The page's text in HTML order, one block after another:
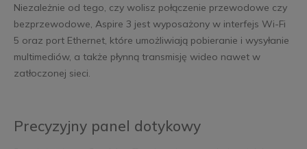
Niezależnie od tego, czy wolisz połączenie przewodowe czy
bezprzewodowe, Aspire 3 jest wyposażony w interfejs Wi-Fi
5 oraz port Ethernet, które umożliwiają pobieranie i wysyłanie
multimediów, a także płynną transmisję wideo nawet w
zatłoczonej sieci.
Precyzyjny panel dotykowy